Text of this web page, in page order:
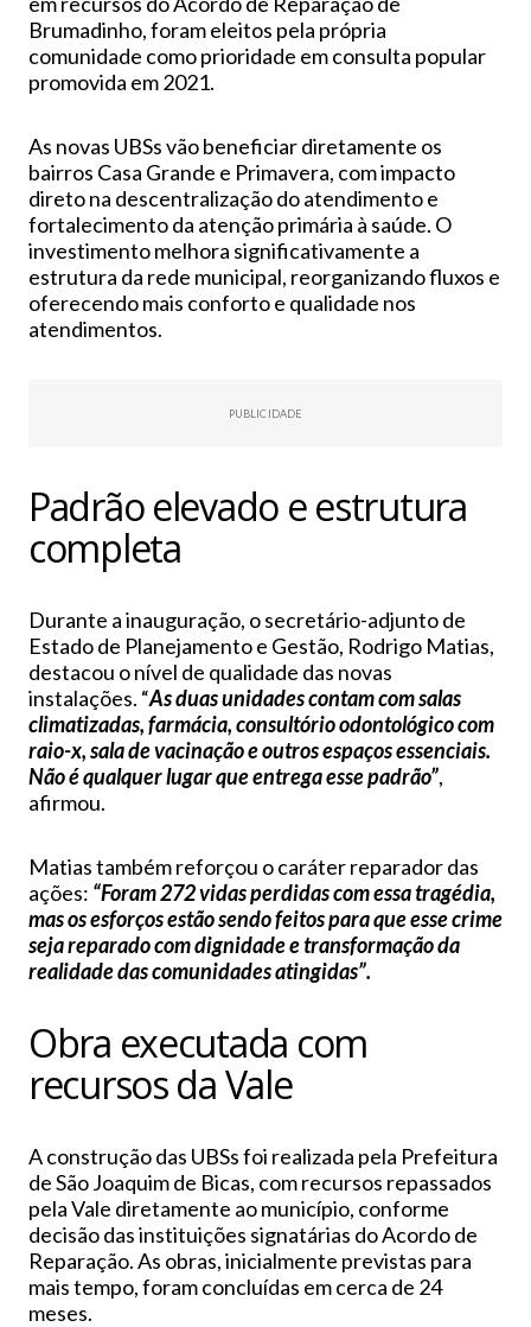
Brumadinho, foram eleitos pela própria
comunidade como prioridade em consulta popular
promovida em 2021.
As novas UBSs vão beneficiar diretamente os
bairros Casa Grande e Primavera, com impacto
direto na descentralização do atendimento e
fortalecimento da atenção primária à saúde. O
investimento melhora significativamente a
estrutura da rede municipal, reorganizando fluxos e
oferecendo mais conforto e qualidade nos
atendimentos.
PUBLICIDADE
Padrão elevado e estrutura
completa
Durante a inauguração, o secretário-adjunto de
Estado de Planejamento e Gestão, Rodrigo Matias,
destacou o nível de qualidade das novas
instalações. “As duas unidades contam com salas
climatizadas, farmácia, consultório odontológico com
raio-x, sala de vacinação e outros espaços essenciais.
Não é qualquer lugar que entrega esse padrão”,
afirmou.
Matias também reforçou o caráter reparador das
ações: “Foram 272 vidas perdidas com essa tragédia,
mas os esforços estão sendo feitos para que esse crime
seja reparado com dignidade e transformação da
realidade das comunidades atingidas”.
Obra executada com
recursos da Vale
A construção das UBSs foi realizada pela Prefeitura
de São Joaquim de Bicas, com recursos repassados
pela Vale diretamente ao município, conforme
decisão das instituições signatárias do Acordo de
Reparação. As obras, inicialmente previstas para
mais tempo, foram concluídas em cerca de 24
meses.